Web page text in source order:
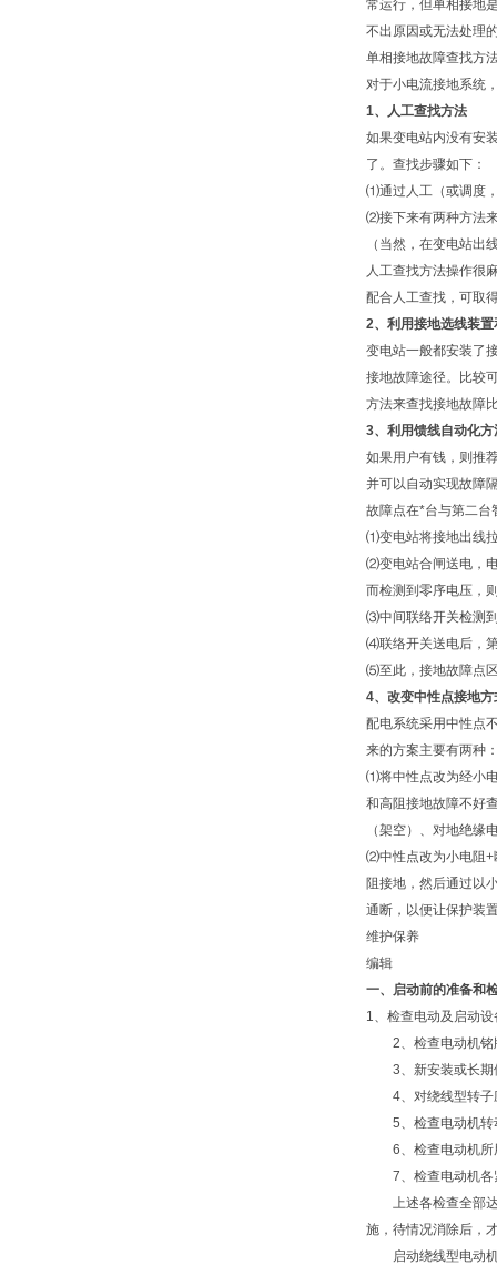
常运行，但单相接地
不出原因或无法处理
单相接地故障查找方
对于小电流接地系统
1、人工查找方法
如果变电站内没有安
了。查找步骤如下：
⑴通过人工（或调度
⑵接下来有两种方法
（当然，在变电站
人工查找方法操作很
配合人工查找，可取
2、利用接地选线装
变电站一般都安装了
接地故障途径。比较
方法来查找接地故障
3、利用馈线自动化
如果用户有钱，则推
并可以自动实现故障
故障点在*台与第二台
⑴变电站将接地出线
⑵变电站合闸送电，
而检测到零序电压，
⑶中间联络开关检测
⑷联络开关送电后，
⑸至此，接地故障点
4、改变中性点接地
配电系统采用中性点
来的方案主要有两种
⑴将中性点改为经小
和高阻接地故障不好
（架空）、对地绝
⑵中性点改为小电阻+
阻接地，然后通过以
通断，以便让保护装
维护保养
编辑
一、启动前的准备和
1、检查电动及启动
2、检查电动机铭
3、新安装或长期停
4、对绕线型转子应
5、检查电动机转
6、检查电动机所
7、检查电动机各
上述各检查全部达
施，待情况消除后，
启动绕线型电动机